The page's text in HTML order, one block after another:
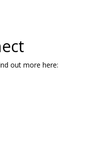
out more here: